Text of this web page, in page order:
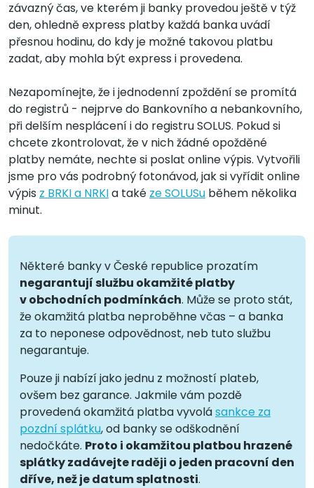
závazný čas, ve kterém ji banky provedou ještě v týž
den, ohledně express platby každá banka uvádí
přesnou hodinu, do kdy je možné takovou platbu
zadat, aby mohla být express i provedena.
Nezapomínejte, že i jednodenní zpoždění se promítá
do registrů - nejprve do Bankovního a nebankovního,
při delším nesplácení i do registru SOLUS. Pokud si
chcete zkontrolovat, že v nich žádné opožděné
platby nemáte, nechte si poslat online výpis. Vytvořili
jsme pro vás podrobný fotonávod, jak si vyřídit online
výpis z BRKI a NRKIa také ze SOLUSu během několika
minut.
Některé banky v České republice prozatím
negarantují službu okamžité platby
v obchodních podmínkách. Může se proto stát,
že okamžitá platba neproběhne včas – a banka
za to neponese odpovědnost, neb tuto službu
negarantuje.
Pouze ji nabízí jako jednu z možností plateb,
ovšem bez garance. Jakmile vám pozdě
provedená okamžitá platba vyvolásankce za
pozdní splátku, od banky se odškodnění
nedočkáte. Proto i okamžitou platbou hrazené
splátky zadávejte raději o jeden pracovní den
dříve, než je datum splatnosti.